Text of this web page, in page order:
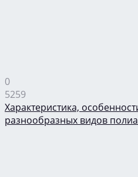
0
5259
Характеристика,
разнообразных видов